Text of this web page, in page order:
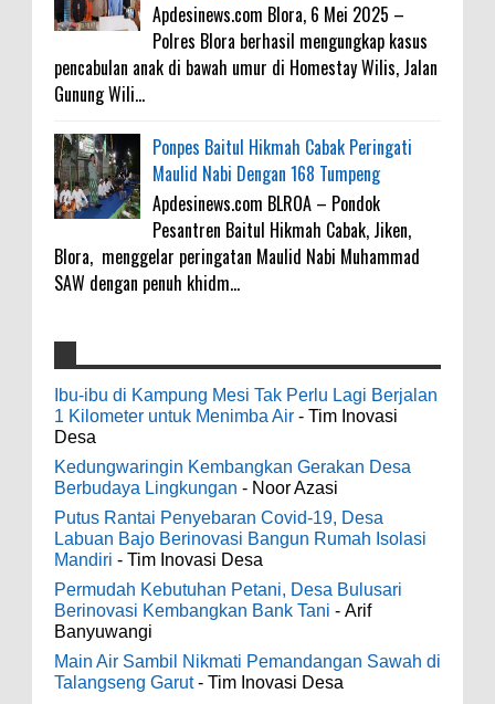
Apdesinews.com Blora, 6 Mei 2025 –
Polres Blora berhasil mengungkap kasus
pencabulan anak di bawah umur di Homestay Wilis, Jalan
Gunung Wili...
Ponpes Baitul Hikmah Cabak Peringati
Maulid Nabi Dengan 168 Tumpeng
Apdesinews.com BLROA – Pondok
Pesantren Baitul Hikmah Cabak, Jiken,
Blora, menggelar peringatan Maulid Nabi Muhammad
SAW dengan penuh khidm...
Sambut HUT RI Ke-81 Kemerdekaan
Republik Indonesia Warga RT 03 RW 01
Kelurahan Kunden Gelar Jalan Santai
0
4000 Petani Hutan Blora Bakal Digelontor
Bantuan CSR Jumbo dan Bibit Ternak Gratis
0 8-4-2026
Indonesia Ceria Run Diharapkan Bawa
Dampak Positif Bagi Olah Raga dan
Ekonomi Blora
8-2-2026
galateapacino:
3-6-2022
Men's Black Titanium Wedding Band -
The Ottawa SenatorsThe Men's Black titanium i
phone case Titanium Wedding Band is the
world's first dedicated wedding band how strong
is titanium for Wo...
odenjaea
3-4-2022
Casino - DrmcdCasino is 부산광역 출
장안마 open and excited 고양 출장샵 to welcome
you back 의정부 출장샵 to a 제주도 출장마사지
Ibu-ibu di Kampung Mesi Tak Perlu Lagi Berjalan
1 Kilometer untuk Menimba Air - Tim Inovasi
Desa
Kedungwaringin Kembangkan Gerakan Desa
Berbudaya Lingkungan - Noor Azasi
Putus Rantai Penyebaran Covid-19, Desa
Labuan Bajo Berinovasi Bangun Rumah Isolasi
Mandiri - Tim Inovasi Desa
Permudah Kebutuhan Petani, Desa Bulusari
Berinovasi Kembangkan Bank Tani - Arif
Banyuwangi
Main Air Sambil Nikmati Pemandangan Sawah di
Talangseng Garut- Tim Inovasi Desa